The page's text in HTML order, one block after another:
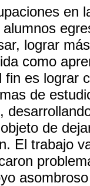
en
lograr
como
fin es lograr
de
de
El trabajo